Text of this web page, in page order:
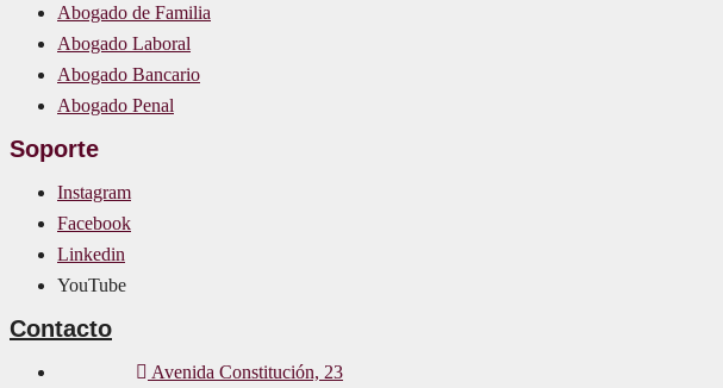
Abogado de Familia
Abogado Laboral
Abogado Bancario
Abogado Penal
Soporte
Instagram
Facebook
Linkedin
YouTube
Contacto
Avenida Constitución, 23